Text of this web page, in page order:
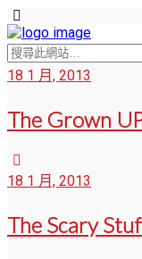
18 1 月, 2013
The Grown
18 1 月, 2013
The Scary